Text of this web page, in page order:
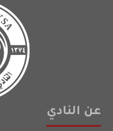
عن النادي